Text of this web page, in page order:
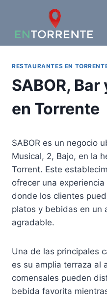
contenido
RESTAURANTES EN
SABOR,
en Torrente
SABOR es un negocio
Musical, 2, Bajo, en la
Torrent. Este
ofrecer una
donde los clientes
platos y bebidas en un
agradable.
Una de las principales
es su amplia terraza al
comensales pueden
bebida favorita